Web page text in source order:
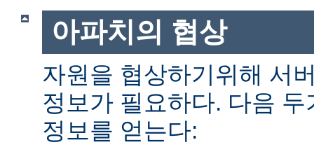
아파치의 협상
자원을 협상하기위해 서
정보가 필요하다. 다음
정보를 얻는다: